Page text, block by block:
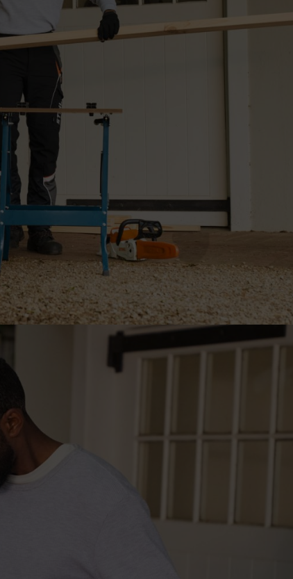
4 x 35 mm
x 140 x 20 mm (3 o 5 mm di spessore)